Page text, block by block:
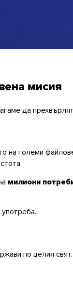
мисия
да
на големи
милиони
по целия свят.